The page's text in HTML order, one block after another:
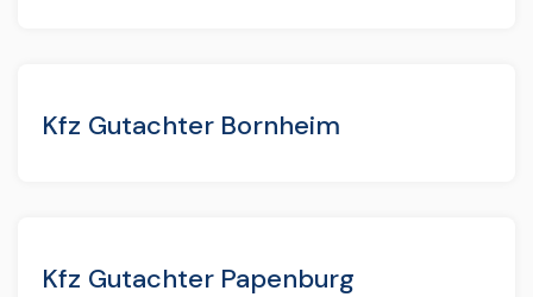
Kfz Gutachter Bornheim
Kfz Gutachter Papenburg